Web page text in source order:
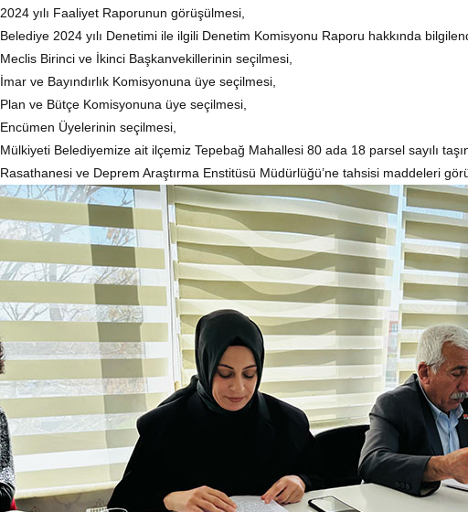
2024 yılı Faaliyet Raporunun görüşülmesi,
Belediye 2024 yılı Denetimi ile ilgili Denetim Komisyonu Raporu hakkında
Meclis Birinci ve İkinci Başkanvekillerinin seçilmesi,
İmar ve Bayındırlık Komisyonuna üye seçilmesi,
Plan ve Bütçe Komisyonuna üye seçilmesi,
Encümen Üyelerinin seçilmesi,
Mülkiyeti Belediyemize ait ilçemiz Tepebağ Mahallesi 80 ada 18 parsel sayılı
Rasathanesi ve Deprem Araştırma Enstitüsü Müdürlüğü’ne tahsisi maddeleri